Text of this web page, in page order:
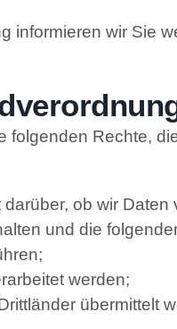
wir Sie
Rechte,
ob wir
und die
werden;
übermittelt